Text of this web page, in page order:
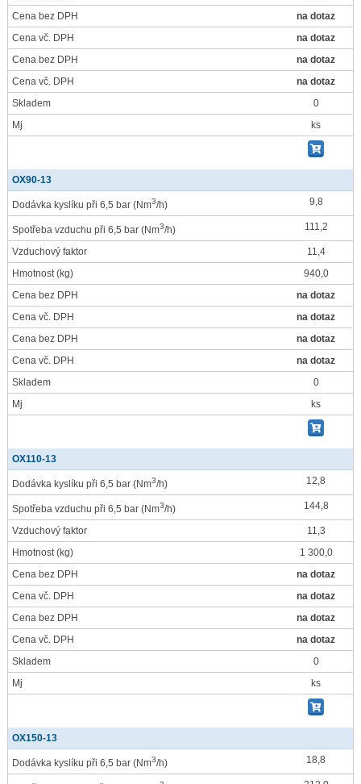
Cena bez DPH
na dotaz
Cena vč. DPH
na dotaz
Cena bez DPH
na dotaz
Cena vč. DPH
na dotaz
Skladem
0
Mj
ks
OX90-13
Dodávka kyslíku při 6,5 bar (Nm3/h) 9,8
Spotřeba vzduchu při 6,5 bar (Nm3/h) 111,2
Vzduchový faktor
11,4
Hmotnost(kg)
940,0
Cena bez DPH
na dotaz
Cena vč. DPH
na dotaz
Cena bez DPH
na dotaz
Cena vč. DPH
na dotaz
Skladem
0
Mj
ks
OX110-13
Dodávka kyslíku při 6,5 bar (Nm3/h) 12,8
Spotřeba vzduchu při 6,5 bar (Nm3/h) 144,8
Vzduchový faktor
11,3
Hmotnost(kg)
1 300,0
Cena bez DPH
na dotaz
Cena vč. DPH
na dotaz
Cena bez DPH
na dotaz
Cena vč. DPH
na dotaz
Skladem
0
Mj
ks
OX150-13
Dodávka kyslíku při 6,5 bar (Nm3/h) 18,8